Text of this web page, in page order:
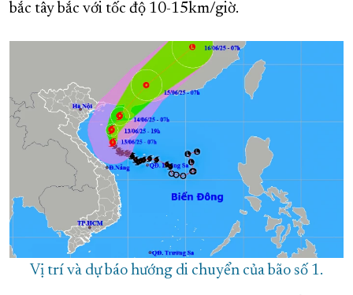
KHOẢNH KHẮC ĐẸP XỨ TRẦM
XÂY DỰNG KHÁNH HÒA TRỞ THÀNH THÀNH PHỐ TRỰC THUỘC
ĐẠI HỘI ĐẢNG CÁC CẤP TRANG CHỦ VỀ BÁO KHÁNH HÒA
bắc tây bắc với tốc độ 10-15km/giờ.
Vị trí và dự báo hướng di chuyển của bão số 1.